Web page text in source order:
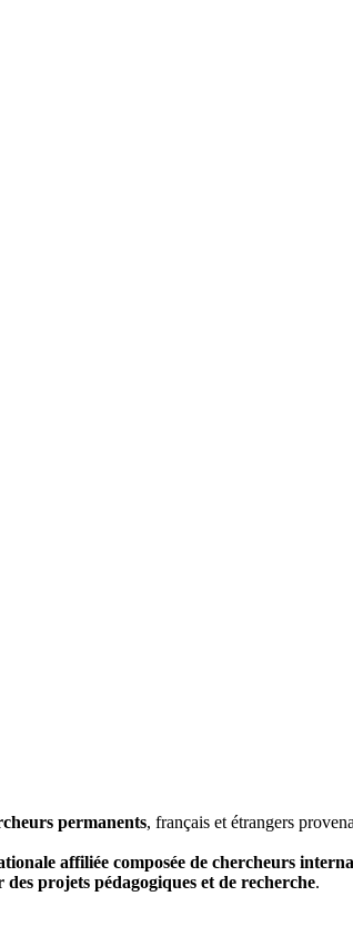
permanents, français et étrangers
affiliée composée de chercheurs
des projets pédagogiques et de recherche.